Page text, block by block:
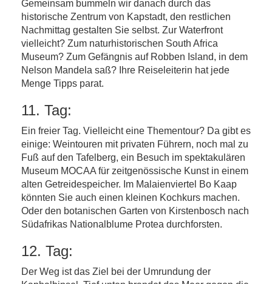
Gemeinsam bummeln wir danach durch das
historische Zentrum von Kapstadt, den restlichen
Nachmittag gestalten Sie selbst. Zur Waterfront
vielleicht? Zum naturhistorischen South Africa
Museum? Zum Gefängnis auf Robben Island, in dem
Nelson Mandela saß? Ihre Reiseleiterin hat jede
Menge Tipps parat.
11. Tag:
Ein freier Tag. Vielleicht eine Thementour? Da gibt es
einige: Weintouren mit privaten Führern, noch mal zu
Fuß auf den Tafelberg, ein Besuch im spektakulären
Museum MOCAA für zeitgenössische Kunst in einem
alten Getreidespeicher. Im Malaienviertel Bo Kaap
könnten Sie auch einen kleinen Kochkurs machen.
Oder den botanischen Garten von Kirstenbosch nach
Südafrikas Nationalblume Protea durchforsten.
12. Tag:
Der Weg ist das Ziel bei der Umrundung der